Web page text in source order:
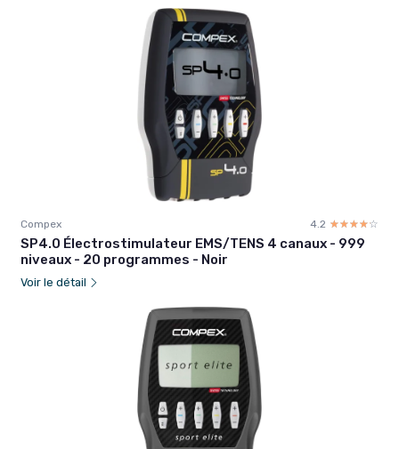
Compex 4.2 ☆☆☆☆☆
★★★★★
SP4.0 Électrostimulateur EMS/TENS 4 canaux - 999
niveaux - 20 programmes - Noir
Voir le détail